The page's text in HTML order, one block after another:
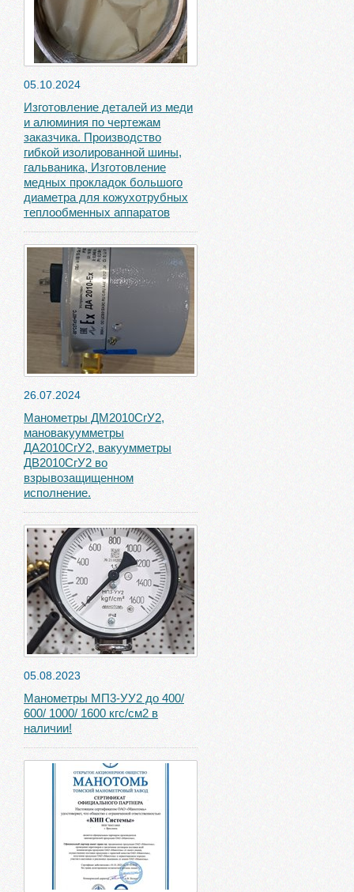
05.10.2024
Изготовление деталей из меди
и алюминия по чертежам
заказчика. Производство
гибкой изолированной шины,
гальваника, Изготовление
медных прокладок большого
диаметра для кожухотрубных
теплообменных аппаратов
26.07.2024
Манометры ДМ2010СгУ2,
мановакуумметры
ДА2010СгУ2, вакуумметры
ДВ2010СгУ2 во
взрывозащищенном
исполнение.
05.08.2023
Манометры МП3-УУ2 до 400/
600/ 1000/ 1600 кгс/см2 в
наличии!